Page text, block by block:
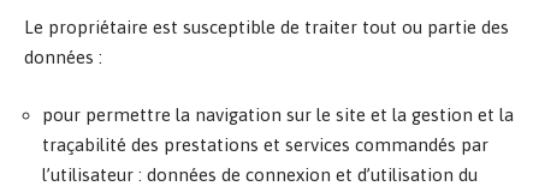
Le propriétaire est susceptible de traiter tout ou partie des
données :
pour permettre la navigation sur le site et la gestion et la
traçabilité des prestations et services commandés par
l’utilisateur : données de connexion et d’utilisation du